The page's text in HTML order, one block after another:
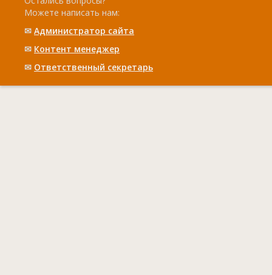
Можете написать нам:
✉ Администратор сайта
✉ Контент менеджер
✉ Ответственный cекретарь